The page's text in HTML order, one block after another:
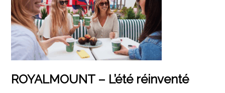
ROYALMOUNT – L’été réinventé